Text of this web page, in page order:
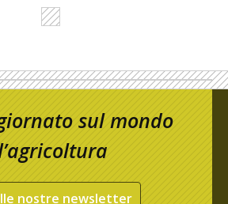
sul mondo
nostre newsletter